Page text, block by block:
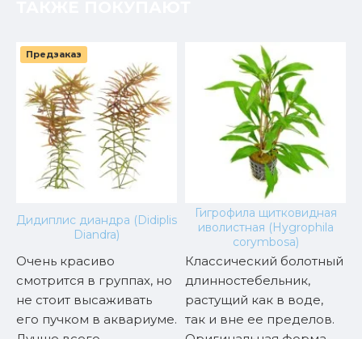
Предзаказ
Дидиплис диандра (Didiplis
Diandra)
Очень красиво
смотрится в группах, но
не стоит высаживать
его пучком в аквариуме.
Гигрофила щитковидная
иволистная (Hygrophila
corymbosa)
Классический болотный
длинностебельник,
растущий как в воде,
так и вне ее пределов.